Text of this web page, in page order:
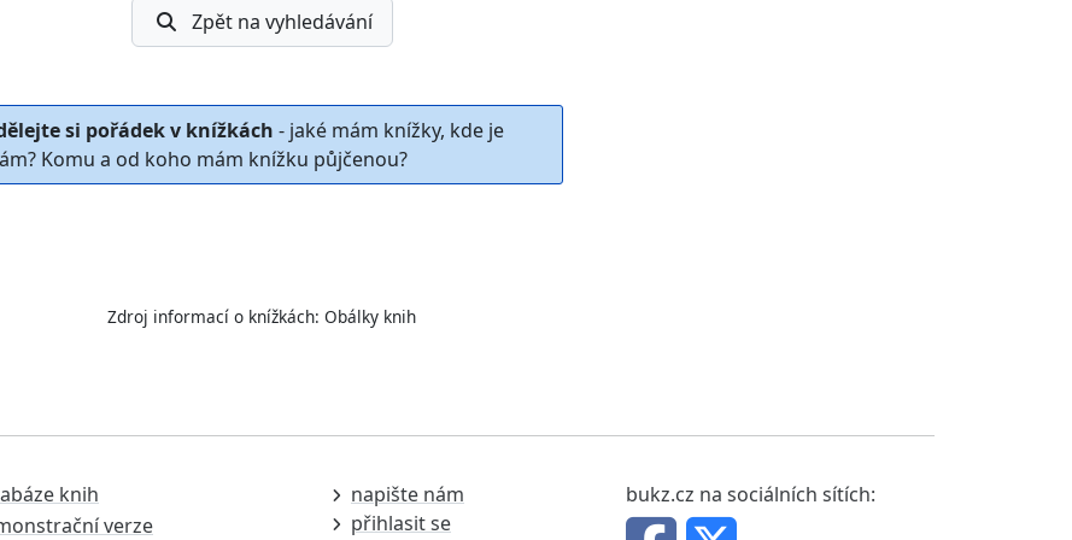
Zpět na vyhledávání
si pořádek v knížkách - jaké mám knížky, kde je
Komu a od koho mám knížku půjčenou?
Zdroj informací o knížkách: Obálky knih
knih
verze
napište nám
přihlasit se
bukz.cz na sociálních sítích: